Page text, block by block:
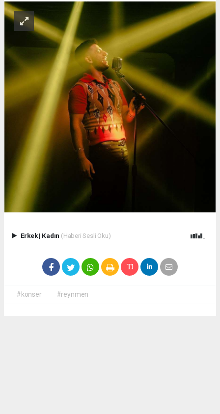
Erkek| Kadın (Haberi Sesli Oku)
#konser #reynmen